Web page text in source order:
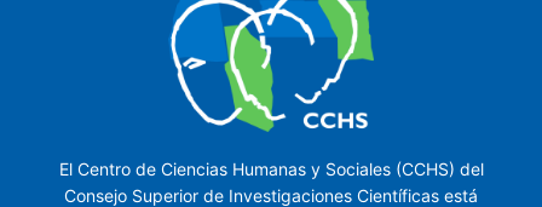
El Centro de Ciencias Humanas y Sociales (CCHS) del
Consejo Superior de Investigaciones Científicas está